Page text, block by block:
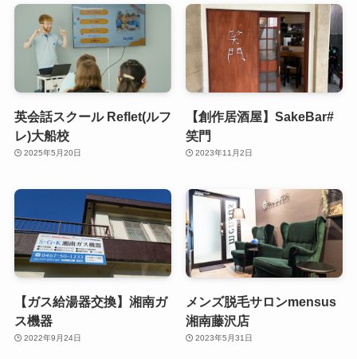
英会話スクール Reflet(ルフ
レ)大船校
2025年5月20日
【創作居酒屋】SakeBar#
笑門
2023年11月2日
【ガス給湯器交換】湘南ガ
ス機器
2022年9月24日
メンズ脱毛サロンmensus
湘南藤沢店
2023年5月31日